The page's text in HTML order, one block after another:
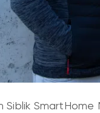
Siblik